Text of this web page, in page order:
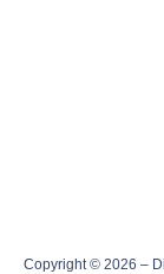
Copyright © 2026 –